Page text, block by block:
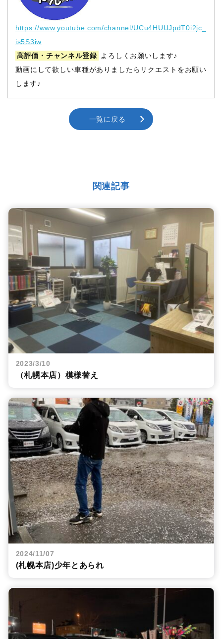
https://www.youtube.com/channel/UCu4HUUJpdT0i2jc_
is5S3iw
高評価・チャンネル登録
よろしくお願いします♪
動画にして欲しい車種がありましたらリクエストをお願い
します♪
一覧に戻る
関連記事
2023/3/10
（札幌本店）模様替え
2024/11/07
(札幌本店)少年とあられ